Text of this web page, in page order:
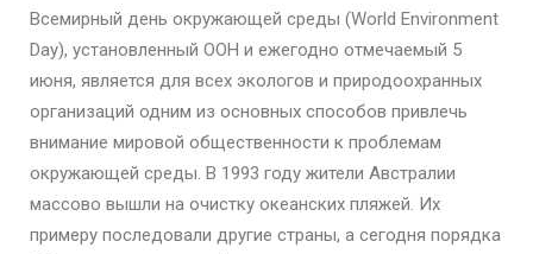
Всемирный день окружающей среды (World Environment
Day), установленный ООН и ежегодно отмечаемый 5
июня, является для всех экологов и природоохранных
организаций одним из основных способов привлечь
внимание мировой общественности к проблемам
окружающей среды. В 1993 году жители Австралии
массово вышли на очистку океанских пляжей. Их
примеру последовали другие страны, а сегодня порядка